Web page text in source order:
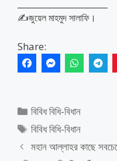
✍️জুয়েল মাহমুদ সালাফি।
Share:
Categories
বিবিধ বিধি-বিধান
Tags
বিবিধ বিধি-বিধান
মহান আল্লাহর কাছে